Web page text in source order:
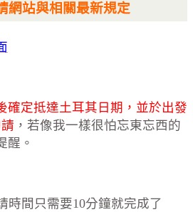
網站與相關最新規定
確定抵達土耳其日期，並於出發
，若像我一樣很怕忘東忘西的
醒。
時間只需要10分鐘就完成了